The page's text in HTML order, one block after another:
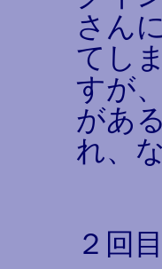
さん
てし
すが
があ
れ、
２回